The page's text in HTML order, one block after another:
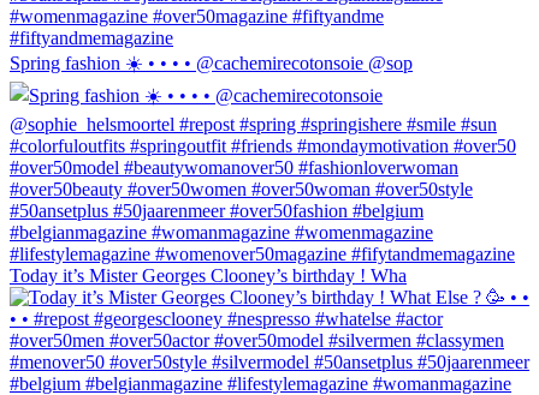
Spring fashion ☀️ • • • • @cachemirecotonsoie @sop
Today it’s Mister Georges Clooney’s birthday ! Wha